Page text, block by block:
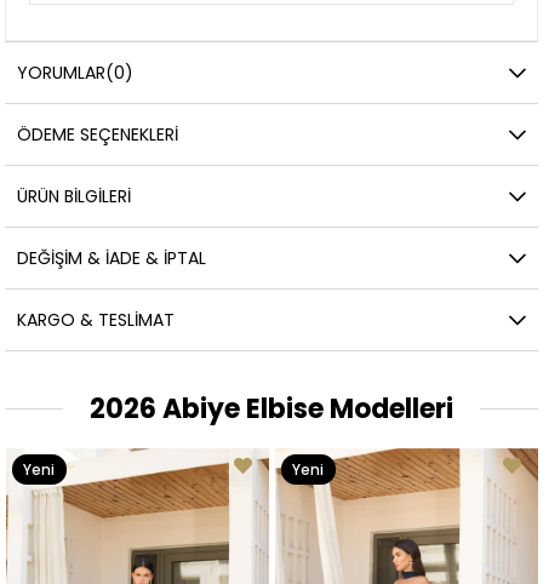
YORUMLAR(0)
ÖDEME SEÇENEKLERI
ÜRÜN BILGILERI
DEĞIŞIM & İADE & İPTAL
KARGO & TESLIMAT
2026 Abiye Elbise Modelleri
Yeni
Ürün
Yeni
Ürün